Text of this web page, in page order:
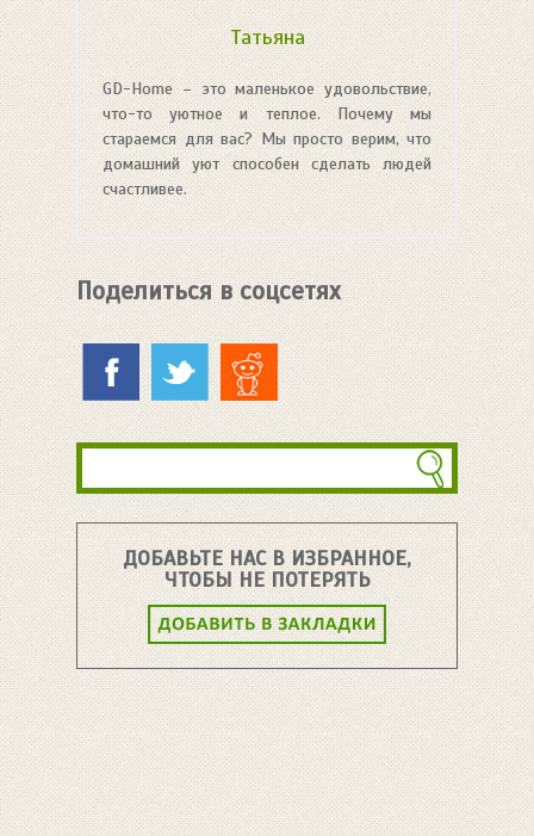
Татьяна
GD-Home – это маленькое удовольствие,
что-то уютное и теплое. Почему мы
стараемся для вас? Мы просто верим, что
домашний уют способен сделать людей
счастливее.
Поделиться в соцсетях
ДОБАВЬТЕ НАС В ИЗБРАННОЕ,
ЧТОБЫ НЕ ПОТЕРЯТЬ